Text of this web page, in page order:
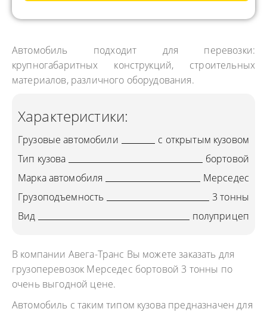
Автомобиль подходит для перевозки:
крупногабаритных конструкций, строительных
материалов, различного оборудования.
Характеристики:
Грузовые автомобили
с открытым кузовом
Тип кузова
бортовой
Марка автомобиля
Мерседес
Грузоподъемность
3 тонны
Вид
полуприцеп
В компании Авега-Транс Вы можете заказать для
грузоперевозок Мерседес бортовой 3 тонны по
очень выгодной цене.
Автомобиль с таким типом кузова предназначен для